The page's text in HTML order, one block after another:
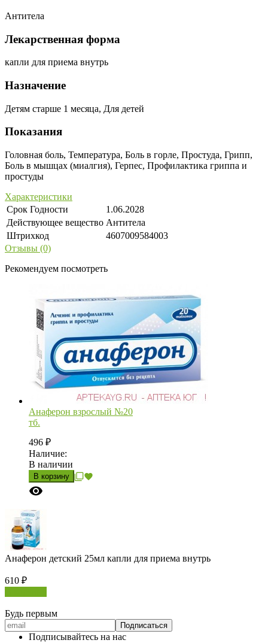
Антитела
Лекарственная форма
капли для приема внутрь
Назначение
Детям старше 1 месяца, Для детей
Показания
Головная боль, Температура, Боль в горле, Простуда, Грипп,
Боль в мышцах (миалгия), Герпес, Профилактика гриппа и
простуды
Характеристики
Срок Годности
1.06.2028
Действующее вещество Антитела
Штрихкод
4607009584003
Отзывы (0)
Рекомендуем посмотреть
Анаферон взрослый №20
тб.
496 ₽
Наличие:
В наличии
В корзину
Анаферон детский 25мл капли для приема внутрь
610 ₽
Будь первым
Подписывайтесь на нас